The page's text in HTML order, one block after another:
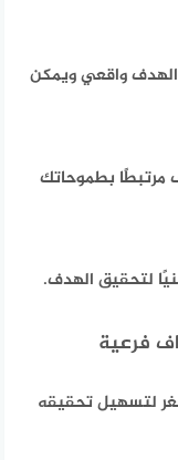
واقعي ويمكن
بطموحاتك
لتحقيق الهدف.
لتسهيل تحقيقه